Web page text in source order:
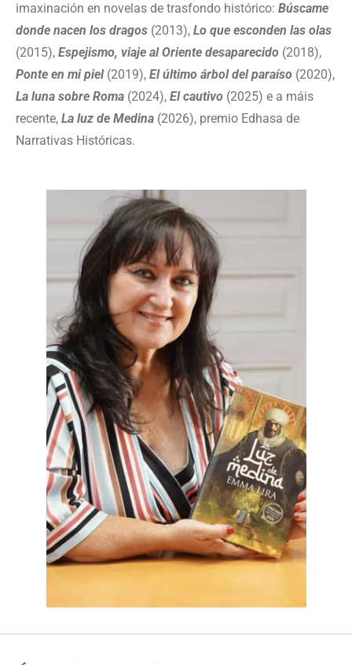
imaxinación en novelas de trasfondo histórico: Búscame
donde nacen los dragos (2013), Lo que esconden las olas
(2015), Espejismo, viaje al Oriente desaparecido (2018),
Ponte en mi piel(2019), El último árbol del paraíso (2020),
La luna sobre Roma (2024), El cautivo (2025) e a máis
recente, La luz de Medina (2026), premio Edhasa de
Narrativas Históricas.